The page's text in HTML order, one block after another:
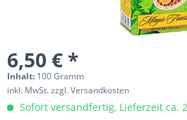
6,50 € *
Inhalt: 100 Gramm
inkl. MwSt.zzgl. Versandkosten
Sofort versandfertig, Lieferzeit ca.